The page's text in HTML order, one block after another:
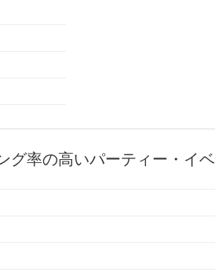
グ率の高いパーティー・イ